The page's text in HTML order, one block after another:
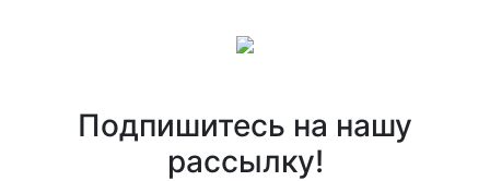
Подпишитесь на нашу
рассылку!